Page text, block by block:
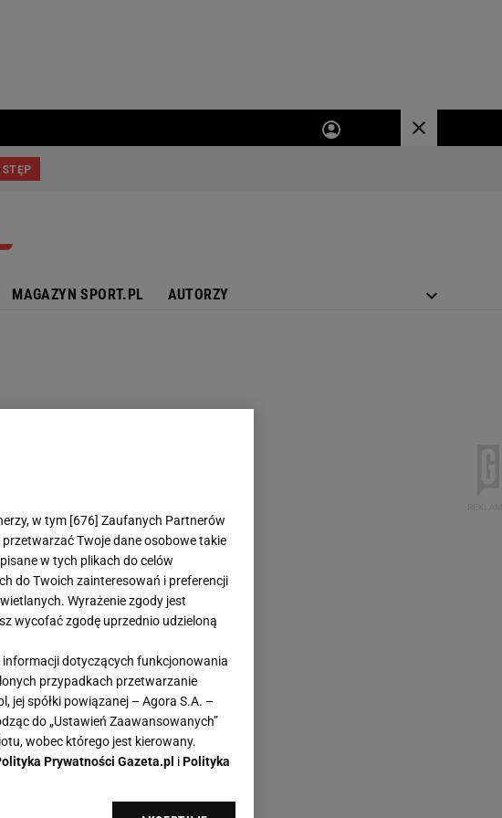
MAGAZYN SPORT.PL AUTORZY
w tym [676] Zaufanych Partnerów
Twoje dane osobowe takie
w tych plikach do celów
do Twoich zainteresowań i preferencji
Wyrażenie zgody jest
wycofać zgodę uprzednio udzieloną
dotyczących funkcjonowania
przypadkach przetwarzanie
jej spółki powiązanej – Agora S.A. –
do „Ustawień Zaawansowanych”
wobec którego jest kierowany.
Prywatności Gazeta.pl iPolityka